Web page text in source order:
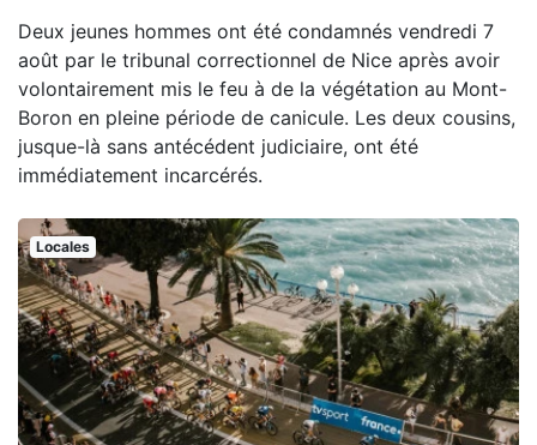
Deux jeunes hommes ont été condamnés vendredi 7
août par le tribunal correctionnel de Nice après avoir
volontairement mis le feu à de la végétation au Mont-
Boron en pleine période de canicule. Les deux cousins,
jusque-là sans antécédent judiciaire, ont été
immédiatement incarcérés.
Locales